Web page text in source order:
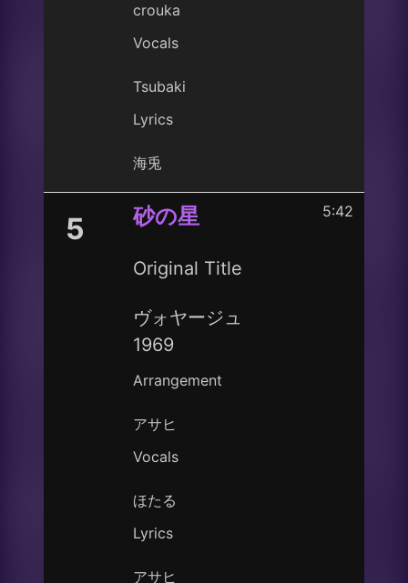
crouka
Vocals
Tsubaki
Lyrics
海兎
5 砂の星
Original Title
ヴォヤージュ
1969
Arrangement
アサヒ
Vocals
ほたる
Lyrics
アサヒ
5:42